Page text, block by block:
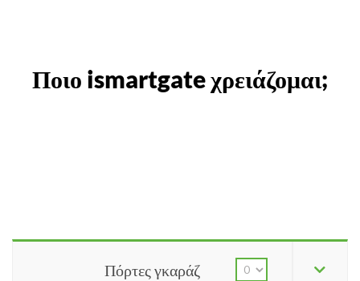
Ποιο ismartgate χρειάζομαι;
Πόρτες γκαράζ